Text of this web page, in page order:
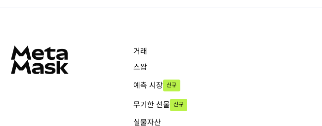
거래
스왑
예측 시장 신규
무기한 선물 신규
실물자산